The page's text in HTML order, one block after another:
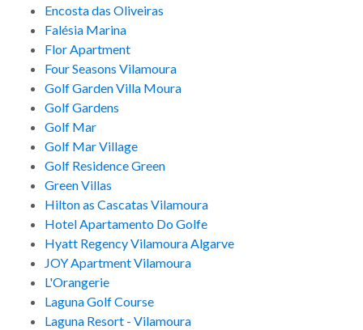
Encosta das Oliveiras
Falésia Marina
Flor Apartment
Four Seasons Vilamoura
Golf Garden Villa Moura
Golf Gardens
Golf Mar
Golf Mar Village
Golf Residence Green
Green Villas
Hilton as Cascatas Vilamoura
Hotel Apartamento Do Golfe
Hyatt Regency Vilamoura Algarve
JOY Apartment Vilamoura
L'Orangerie
Laguna Golf Course
Laguna Resort - Vilamoura